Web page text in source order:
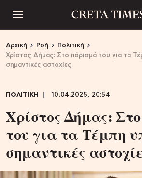
Αρχική Ροή
Πολιτική
Χρίστος Δήμας: Στο πόρισμά του για τα
σημαντικές αστοχίες
ΠΟΛΙΤΙΚΗ 10.04.2025, 20:54
Χρίστος Δήμας:
του για τα Τέμπη
σημαντικές